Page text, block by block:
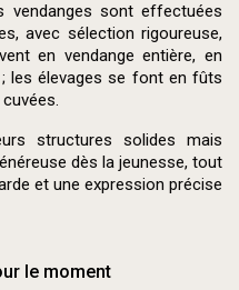
vendanges sont effectuées
avec sélection rigoureuse,
en vendange entière, en
; les élevages se font en fûts
structures solides mais
dès la jeunesse, tout
et une expression précise
le moment